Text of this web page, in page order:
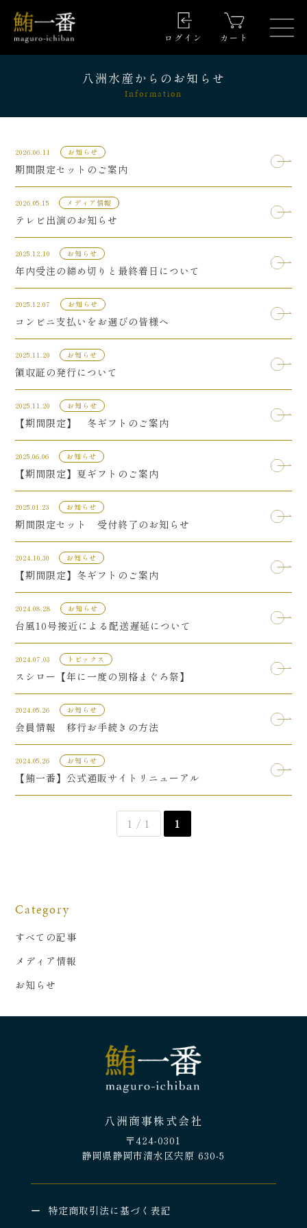
ログイン カート
八洲水産からのお知らせ
Information
2026.06.11 お知らせ
期間限定セットのご案内
2026.05.15 メディア情報
テレビ出演のお知らせ
2025.12.10 お知らせ
年内受注の締め切りと最終着日について
2025.12.07 お知らせ
コンビニ支払いをお選びの皆様へ
2025.11.20 お知らせ
領収証の発行について
2025.11.20 お知らせ
【期間限定】 冬ギフトのご案内
2025.06.06 お知らせ
【期間限定】夏ギフトのご案内
2025.01.23 お知らせ
期間限定セット 受付終了のお知らせ
2024.10.30 お知らせ
【期間限定】冬ギフトのご案内
2024.08.28 お知らせ
台風10号接近による配送遅延について
2024.07.03 トピックス
スシロー【年に一度の別格まぐろ祭】
2024.05.26 お知らせ
会員情報 移行お手続きの方法
2024.05.26 お知らせ
【鮪一番】公式通販サイトリニューアル
1 / 1 1
Category
すべての記事
メディア情報
お知らせ
八洲商事株式会社
〒424-0301
静岡県静岡市清水区宍原 630-5
特定商取引法に基づく表記